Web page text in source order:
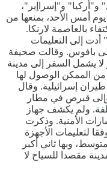
و"أركيا" و"إسراإير"،
أمس الأحد، بمنعها من
بالعاصمة لارنكا.
أدت إلى التعليمات
إلى بافوس. وقالت صحيفة
لا يشمل السفر إلى مدينة
الممكن الوصول لها
إسرائيلية. وقال
وإلى قبرص في مطار
ولم يكشف جهاز
الأمنية. وذكرت
لتعليمات الأجهزة
وبها ثاني أكبر
مقصدا للسياح لا